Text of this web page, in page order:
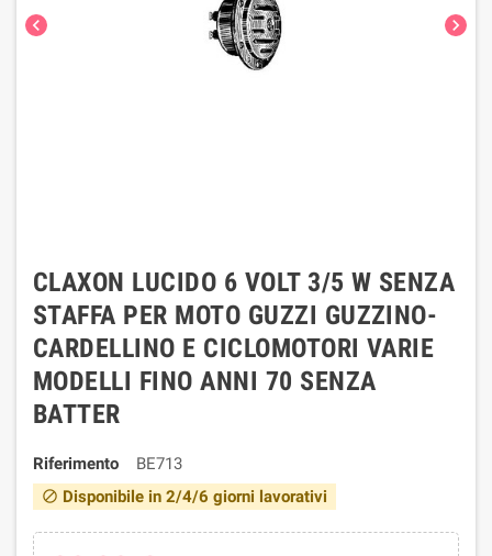
chevron_left chevron_right
CLAXON LUCIDO 6 VOLT 3/5 W SENZA
STAFFA PER MOTO GUZZI GUZZINO-
CARDELLINO E CICLOMOTORI VARIE
MODELLI FINO ANNI 70 SENZA
BATTER
Riferimento BE713
block Disponibile in 2/4/6 giorni lavorativi